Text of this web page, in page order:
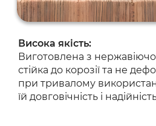
Висока якість:
Виготовлена з
стійка до корозії та не
при тривалому
їй довговічність і